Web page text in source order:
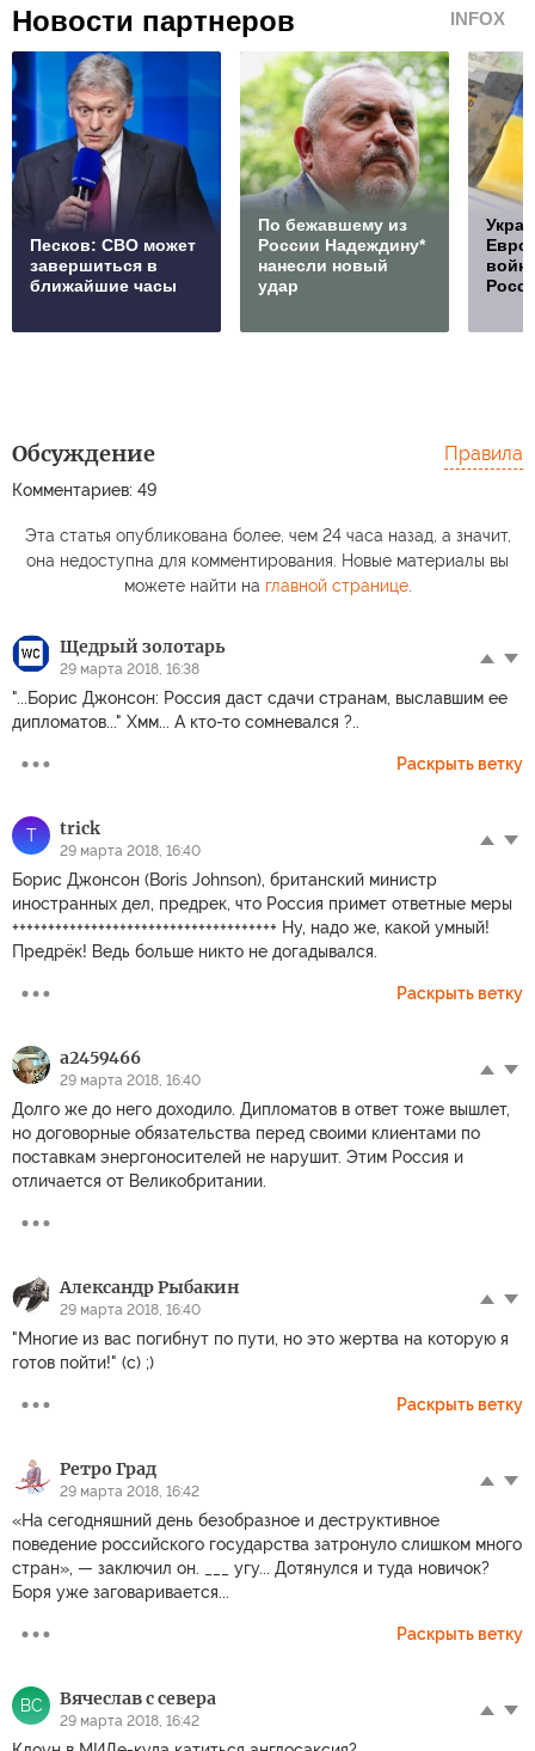
Новости партнеров INFOX
Песков: СВО может
завершиться в
ближайшие часы
По бежавшему из
России Надеждину*
нанесли новый
удар
Обсуждение
Комментариев: 49
Правила
Эта статья опубликована более, чем 24 часа назад, а значит,
она недоступна для комментирования. Новые материалы вы
можете найти на главной странице.
Щедрый золотарь
29 марта 2018, 16:38
"...Борис Джонсон: Россия даст сдачи странам, выславшим ее
дипломатов..." Хмм... А кто-то сомневался ?..
Раскрыть ветку
T trick
29 марта 2018, 16:40
Борис Джонсон (Boris Johnson), британский министр
иностранных дел, предрек, что Россия примет ответные меры
+++++++++++++++++++++++++++++++++++++ Ну, надо же, какой умный!
Предрёк! Ведь больше никто не догадывался.
Раскрыть ветку
a2459466
29 марта 2018, 16:40
Долго же до него доходило. Дипломатов в ответ тоже вышлет,
но договорные обязательства перед своими клиентами по
поставкам энергоносителей не нарушит. Этим Россия и
отличается от Великобритании.
Александр Рыбакин
29 марта 2018, 16:40
"Многие из вас погибнут по пути, но это жертва на которую я
готов пойти!" (с) ;)
Раскрыть ветку
Ретро Град
29 марта 2018, 16:42
«На сегодняшний день безобразное и деструктивное
поведение российского государства затронуло слишком много
стран», — заключил он. ___ угу... Дотянулся и туда новичок?
Боря уже заговаривается...
Раскрыть ветку
ВС Вячеслав с севера
29 марта 2018, 16:42